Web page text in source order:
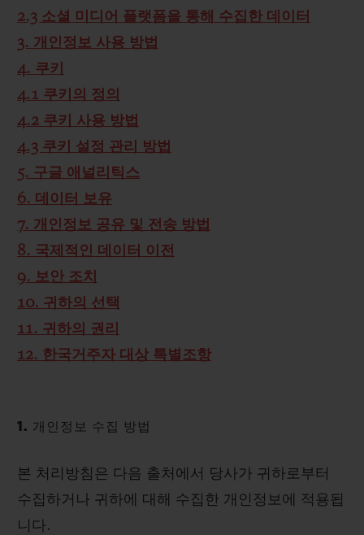
2.3 소셜 미디어 플랫폼을 통해 수집한 데이터
3. 개인정보 사용 방법
4. 쿠키
4.1 쿠키의 정의
4.2 쿠키 사용 방법
4.3 쿠키 설정 관리 방법
5. 구글 애널리틱스
6. 데이터 보유
7. 개인정보 공유 및 전송 방법
8. 국제적인 데이터 이전
9. 보안 조치
10. 귀하의 선택
11. 귀하의 권리
12. 한국거주자 대상 특별조항
1. 개인정보 수집 방법
본 처리방침은 다음 출처에서 당사가 귀하로부터
수집하거나 귀하에 대해 수집한 개인정보에 적용됩
니다.